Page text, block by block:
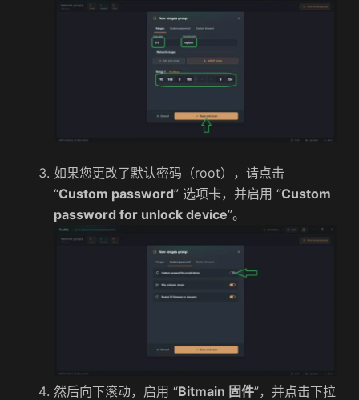
如果您更改了默认密码（root），请点击
“Custom password” 选项卡，并启用 “Custom
password for unlock device”。
然后向下滚动，启用 “Bitmain 固件”，并点击下拉